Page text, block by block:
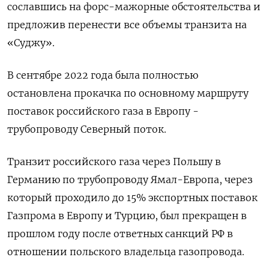
сославшись на форс-мажорные обстоятельства и
предложив перенести все объемы транзита на
«Суджу».
В сентябре 2022 года была полностью
остановлена прокачка по основному маршруту
поставок российского газа в Европу -
трубопроводу Северный поток.
Транзит российского газа через Польшу в
Германию по трубопроводу Ямал-Европа, через
который проходило до 15% экспортных поставок
Газпрома в Европу и Турцию, был прекращен в
прошлом году после ответных санкций РФ в
отношении польского владельца газопровода.